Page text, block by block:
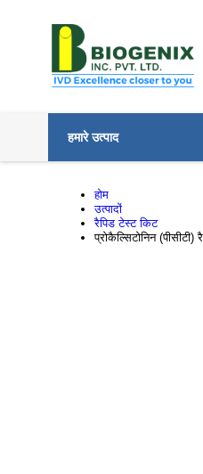
हमारे उत्पाद
होम
उत्पादों
रैपिड टेस्ट किट
प्रोकैल्सिटोनिन (पीसीटी)